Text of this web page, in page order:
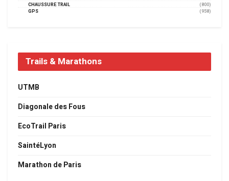
CHAUSSURE TRAIL
(800)
GPS
(958)
Trails & Marathons
UTMB
Diagonale des Fous
EcoTrail Paris
SaintéLyon
Marathon de Paris